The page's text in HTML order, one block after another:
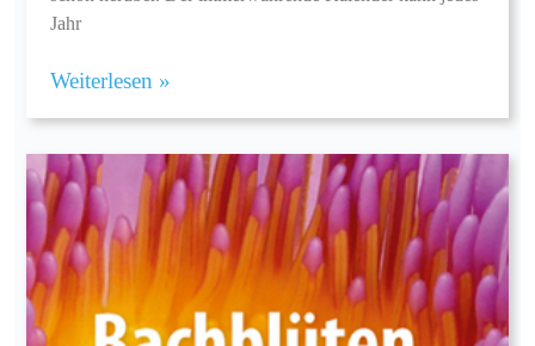
Jahr
Weiterlesen »